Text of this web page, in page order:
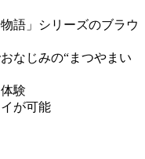
語」シリーズのブラウ
なじみの“まつやまい
験
が可能